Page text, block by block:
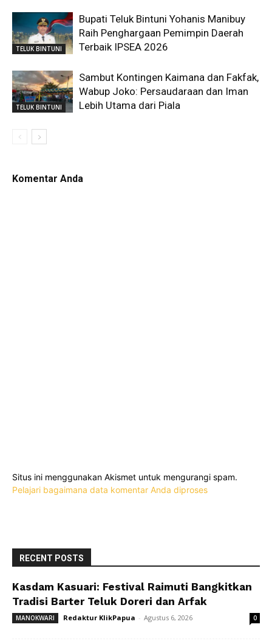
TELUK BINTUNI
Bupati Teluk Bintuni Yohanis Manibuy
Raih Penghargaan Pemimpin Daerah
Terbaik IPSEA 2026
TELUK BINTUNI
Sambut Kontingen Kaimana dan Fakfak,
Wabup Joko: Persaudaraan dan Iman
Lebih Utama dari Piala
Komentar Anda
Situs ini menggunakan Akismet untuk mengurangi spam.
Pelajari bagaimana data komentar Anda diproses
RECENT POSTS
Kasdam Kasuari: Festival Raimuti Bangkitkan
Tradisi Barter Teluk Doreri dan Arfak
MANOKWARI Redaktur KlikPapua - Agustus 6, 2026 0